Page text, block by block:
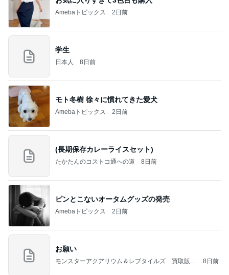
Amebaトピックス 2日前
学生
日本人 8日前
モト冬樹 徐々に慣れてきた愛犬
Amebaトピックス 2日前
(長期保存カレーライスセット)
たかたんのコストコ通への道 8日前
ピンとこないオータムグッズの発売
Amebaトピックス 2日前
お願い
モンスターアクアリウム＆レプタイルズ 買取販売
8日前